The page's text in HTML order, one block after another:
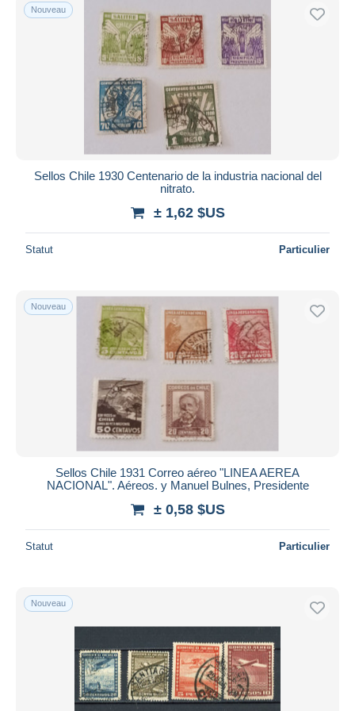
Nouveau
Sellos Chile 1930 Centenario de la industria nacional del
nitrato.
± 1,62 $US
Statut Particulier
Nouveau
Sellos Chile 1931 Correo aéreo "LINEA AEREA
NACIONAL". Aéreos. y Manuel Bulnes, Presidente
± 0,58 $US
Statut Particulier
Nouveau